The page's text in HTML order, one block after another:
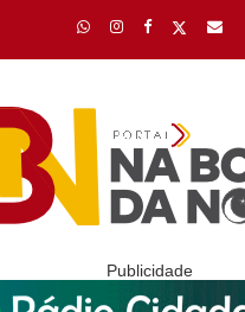
Publicidade